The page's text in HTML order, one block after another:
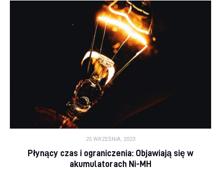
25 WRZEŚNIA, 2023
Płynący czas i ograniczenia: Objawiają się w
akumulatorach Ni-MH